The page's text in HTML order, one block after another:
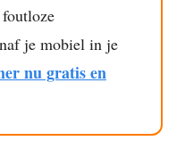
je mobiel in je
nu gratis en